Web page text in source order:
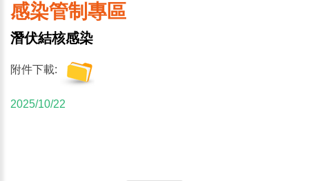
感染管制專區
潛伏結核感染
附件下載:
2025/10/22